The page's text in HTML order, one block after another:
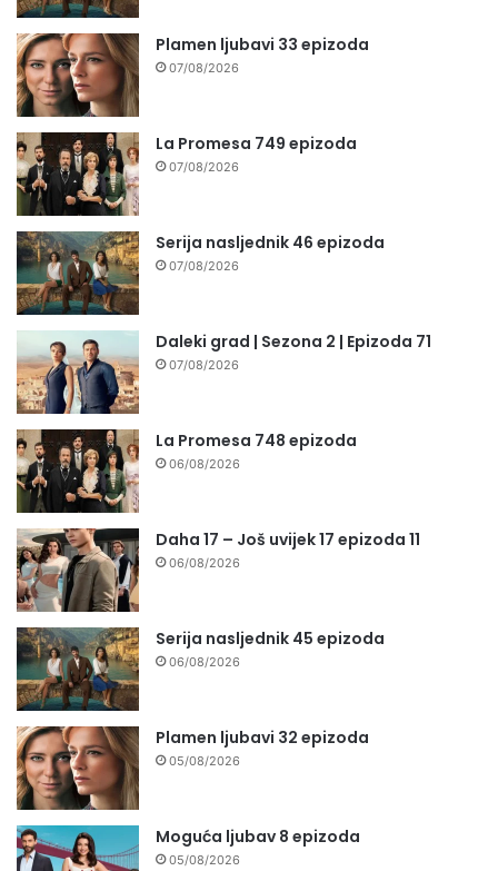
Plamen ljubavi 33 epizoda
07/08/2026
La Promesa 749 epizoda
07/08/2026
Serija nasljednik 46 epizoda
07/08/2026
Daleki grad | Sezona 2 | Epizoda 71
07/08/2026
La Promesa 748 epizoda
06/08/2026
Daha 17 – Još uvijek 17 epizoda 11
06/08/2026
Serija nasljednik 45 epizoda
06/08/2026
Plamen ljubavi 32 epizoda
05/08/2026
Moguća ljubav 8 epizoda
05/08/2026